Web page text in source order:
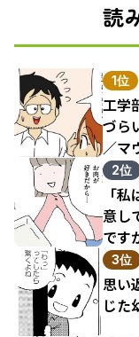
読
1位
工学
づら
／マ
結果
2位
「
意し
です
3位
思い
じた